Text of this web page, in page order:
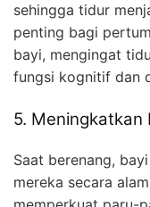
sehingga tidur
penting bagi
bayi, mengingat
fungsi kognitif dan
5. Meningkatkan
Saat berenang,
mereka secara